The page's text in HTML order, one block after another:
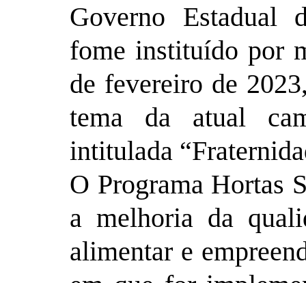
Governo Estadual
fome instituído por
de fevereiro de
tema da atual
intitulada
O Programa Hortas
a melhoria da
alimentar e